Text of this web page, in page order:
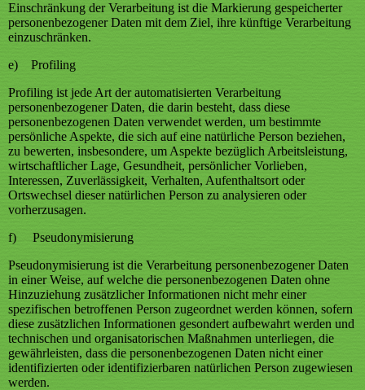
Einschränkung der Verarbeitung ist die Markierung gespeicherter
personenbezogener Daten mit dem Ziel, ihre künftige Verarbeitung
einzuschränken.
e) Profiling
Profiling ist jede Art der automatisierten Verarbeitung
personenbezogener Daten, die darin besteht, dass diese
personenbezogenen Daten verwendet werden, um bestimmte
persönliche Aspekte, die sich auf eine natürliche Person beziehen,
zu bewerten, insbesondere, um Aspekte bezüglich Arbeitsleistung,
wirtschaftlicher Lage, Gesundheit, persönlicher Vorlieben,
Interessen, Zuverlässigkeit, Verhalten, Aufenthaltsort oder
Ortswechsel dieser natürlichen Person zu analysieren oder
vorherzusagen.
f) Pseudonymisierung
Pseudonymisierung ist die Verarbeitung personenbezogener Daten
in einer Weise, auf welche die personenbezogenen Daten ohne
Hinzuziehung zusätzlicher Informationen nicht mehr einer
spezifischen betroffenen Person zugeordnet werden können, sofern
diese zusätzlichen Informationen gesondert aufbewahrt werden und
technischen und organisatorischen Maßnahmen unterliegen, die
gewährleisten, dass die personenbezogenen Daten nicht einer
identifizierten oder identifizierbaren natürlichen Person zugewiesen
werden.